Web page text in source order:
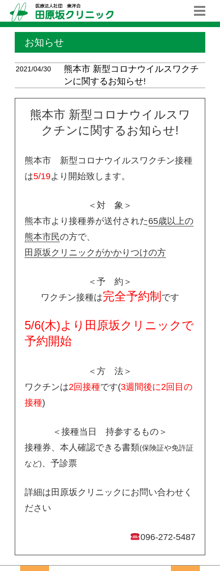
お知らせ
2021/04/30
熊本市 新型コロナウイルスワクチ
ンに関するお知らせ!
熊本市 新型コロナウイルスワ
クチンに関するお知らせ!
熊本市 新型コロナウイルスワクチン接種
は5/19より開始致します。
＜対 象＞
熊本市より接種券が送付された65歳以上の
熊本市民の方で、
田原坂クリニックがかかりつけの方
＜予 約＞
ワクチン接種は完全予約制 です
5/6(木)より田原坂クリニックで
予約開始
＜方 法＞
ワクチンは2回接種です(3週間後に2回目の
接種)
＜接種当日 持参するもの＞
接種券、本人確認できる書類(保険証や免許証
など)、予診票
詳細は田原坂クリニックにお問い合わせく
ださい
096-272-5487